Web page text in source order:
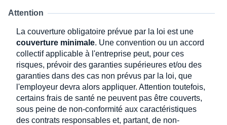
Attention
La couverture obligatoire prévue par la loi est une
couverture minimale. Une convention ou un accord
collectif applicable à l'entreprise peut, pour ces
risques, prévoir des garanties supérieures et/ou des
garanties dans des cas non prévus par la loi, que
l'employeur devra alors appliquer. Attention toutefois,
certains frais de santé ne peuvent pas être couverts,
sous peine de non-conformité aux caractéristiques
des contrats responsables et, partant, de non-